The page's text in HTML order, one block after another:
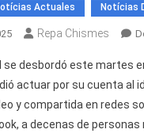
Actuales Notícias
Repa Chismes
se desbordó este martes
actuar por su cuenta al
y compartida en redes
a decenas de